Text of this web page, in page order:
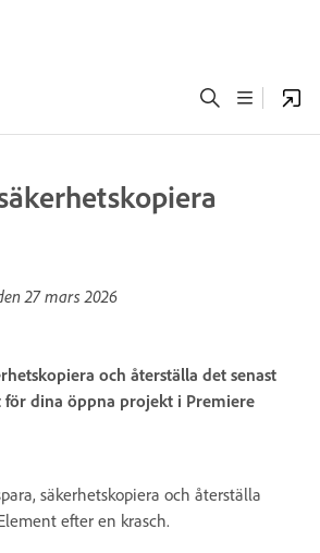
27 mars 2026
och återställa det senast
för dina öppna projekt i Premiere
säkerhetskopiera och återställa
efter en krasch.